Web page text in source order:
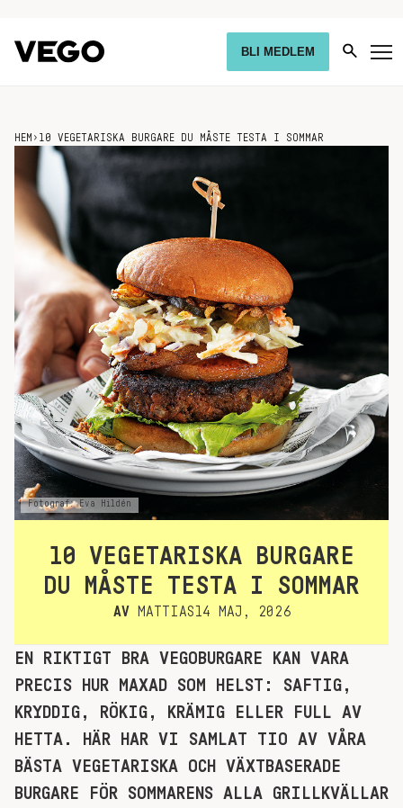
BLI MEDLEM
HEM › 10 VEGETARISKA BURGARE DU MÅSTE TESTA I SOMMAR
Fotograf: Eva Hildén
10 VEGETARISKA BURGARE
DU MÅSTE TESTA I SOMMAR
AV MATTIAS 14 MAJ, 2026
EN RIKTIGT BRA VEGOBURGARE KAN VARA
PRECIS HUR MAXAD SOM HELST: SAFTIG,
KRYDDIG, RÖKIG, KRÄMIG ELLER FULL AV
HETTA. HÄR HAR VI SAMLAT TIO AV VÅRA
BÄSTA VEGETARISKA OCH VÄXTBASERADE
BURGARE FÖR SOMMARENS ALLA GRILLKVÄLLAR